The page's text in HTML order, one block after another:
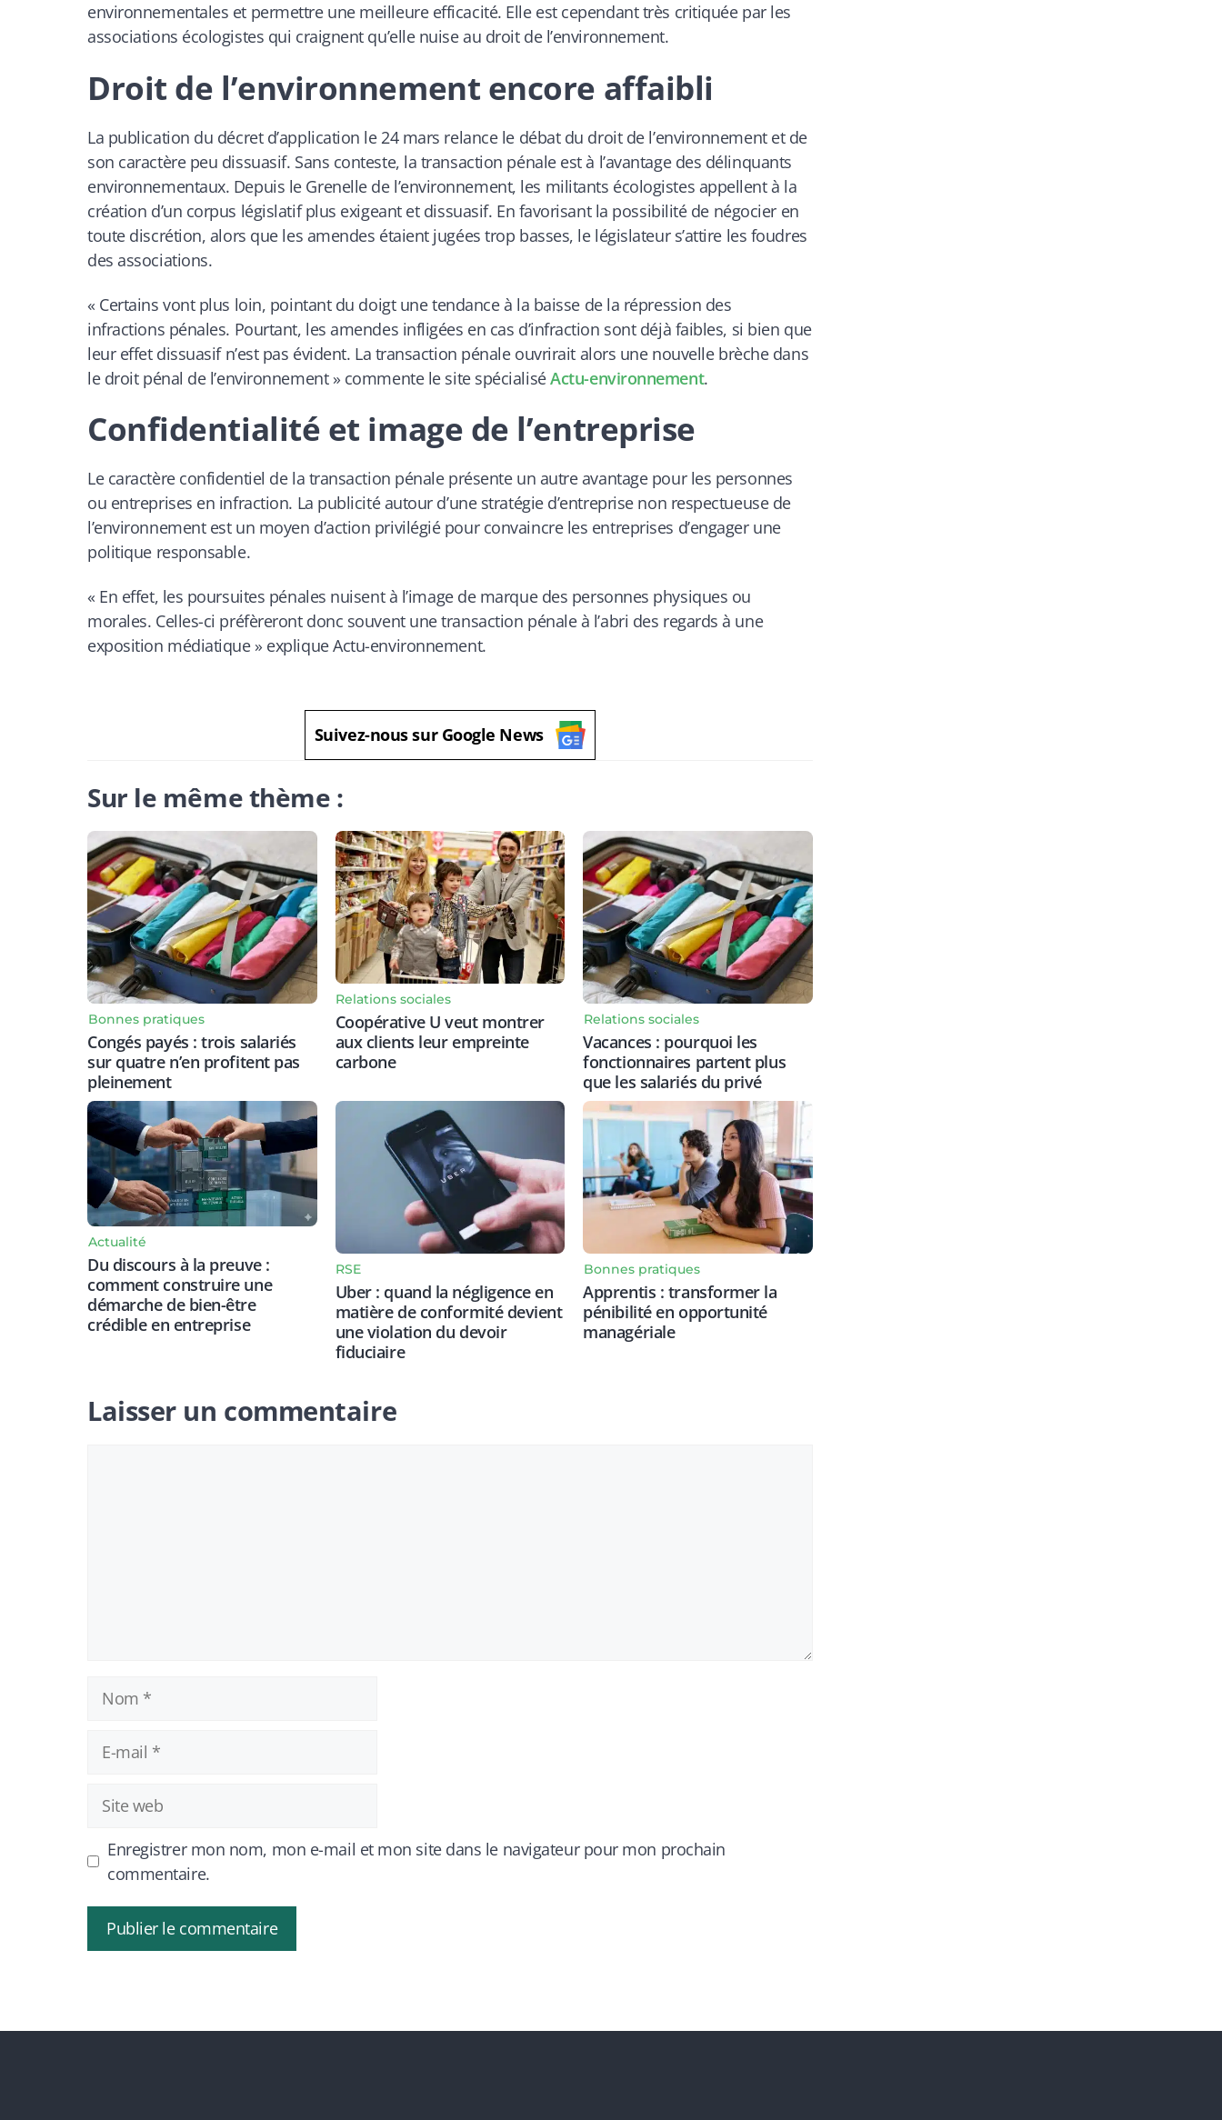
environnementales et permettre une meilleure efficacité. Elle est cependant très critiquée par les
associations écologistes qui craignent qu’elle nuise au droit de l’environnement.
Droit de l’environnement encore affaibli
La publication du décret d’application le 24 mars relance le débat du droit de l’environnement et de
son caractère peu dissuasif. Sans conteste, la transaction pénale est à l’avantage des délinquants
environnementaux. Depuis le Grenelle de l’environnement, les militants écologistes appellent à la
création d’un corpus législatif plus exigeant et dissuasif. En favorisant la possibilité de négocier en
toute discrétion, alors que les amendes étaient jugées trop basses, le législateur s’attire les foudres
des associations.
« Certains vont plus loin, pointant du doigt une tendance à la baisse de la répression des
infractions pénales. Pourtant, les amendes infligées en cas d’infraction sont déjà faibles, si bien que
leur effet dissuasif n’est pas évident. La transaction pénale ouvrirait alors une nouvelle brèche dans
le droit pénal de l’environnement» commente le site spécialiséActu-environnement.
Confidentialité et image de l’entreprise
Le caractère confidentiel de la transaction pénale présente un autre avantage pour les personnes
ou entreprises en infraction. La publicité autour d’une stratégie d’entreprise non respectueuse de
l’environnement est un moyen d’action privilégié pour convaincre les entreprises d’engager une
politique responsable.
« En effet, les poursuites pénales nuisent à l’image de marque des personnes physiques ou
morales. Celles-ci préfèreront donc souvent une transaction pénale à l’abri des regards à une
exposition médiatique» explique Actu-environnement.
Suivez-nous sur Google News
Sur le même thème :
Bonnes pratiques
Congés payés : trois salariés
sur quatre n’en profitent pas
pleinement
Relations sociales
Coopérative U veut montrer
aux clients leur empreinte
carbone
Relations sociales
Vacances : pourquoi les
fonctionnaires partent plus
que les salariés du privé
Actualité
Du discours à la preuve :
comment construire une
démarche de bien-être
crédible en entreprise
RSE
Uber : quand la négligence en
matière de conformité devient
une violation du devoir
fiduciaire
Bonnes pratiques
Apprentis : transformer la
pénibilité en opportunité
managériale
Laisser un commentaire
Nom
mail
Site
web
Enregistrer mon nom, mon e-mail et mon site dans le navigateur pour mon prochain
commentaire.